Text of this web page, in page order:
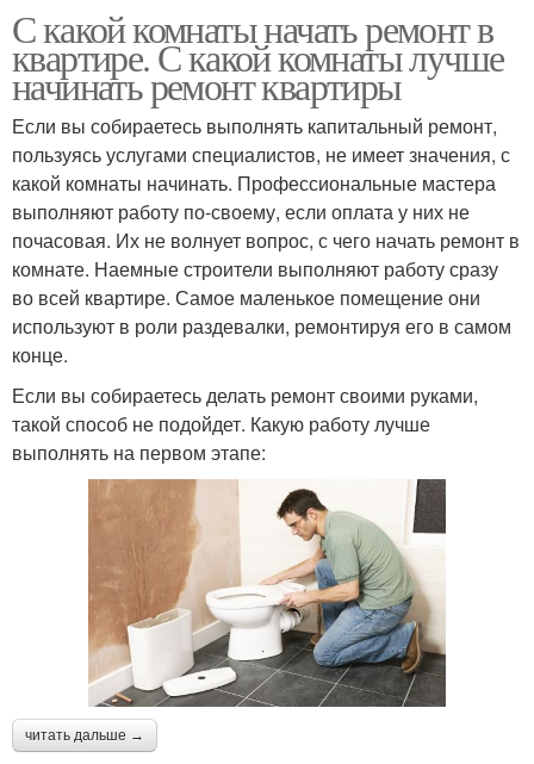
С какой комнаты начать ремонт в
квартире. С какой комнаты лучше
начинать ремонт квартиры
Если вы собираетесь выполнять капитальный ремонт,
пользуясь услугами специалистов, не имеет значения, с
какой комнаты начинать. Профессиональные мастера
выполняют работу по-своему, если оплата у них не
почасовая. Их не волнует вопрос, с чего начать ремонт в
комнате. Наемные строители выполняют работу сразу
во всей квартире. Самое маленькое помещение они
используют в роли раздевалки, ремонтируя его в самом
конце.
Если вы собираетесь делать ремонт своими руками,
такой способ не подойдет. Какую работу лучше
выполнять на первом этапе:
читать дальше →